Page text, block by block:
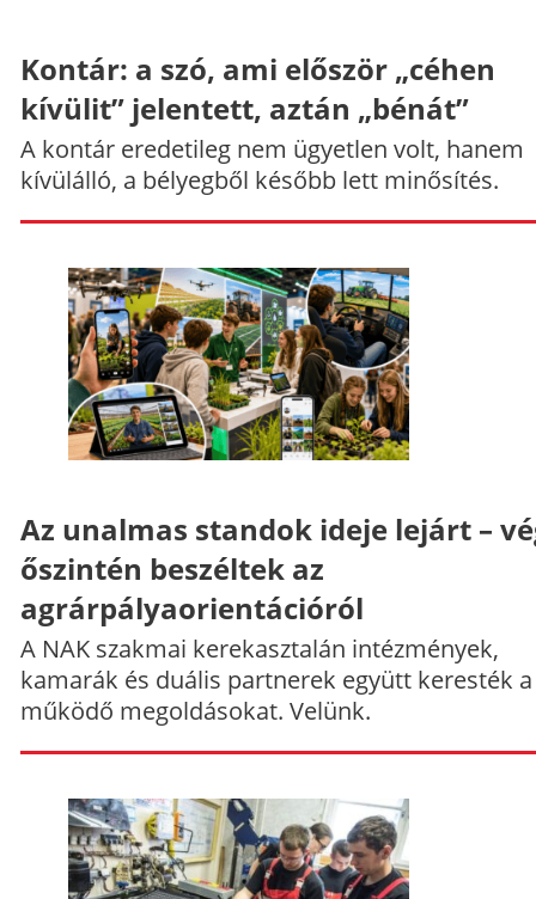
Kontár: a szó, ami először „céhen
kívülit” jelentett, aztán „bénát”
A kontár eredetileg nem ügyetlen volt, hanem
kívülálló, a bélyegből később lett minősítés.
Az unalmas standok ideje lejárt –
őszintén beszéltek az
agrárpályaorientációról
A NAK szakmai kerekasztalán intézmények,
kamarák és duális partnerek együtt keresték a
működő megoldásokat. Velünk.